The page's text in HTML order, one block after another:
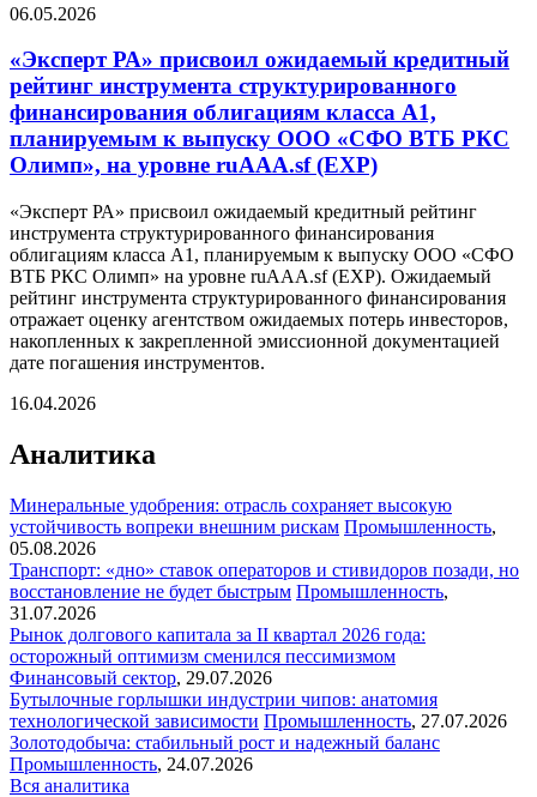
06.05.2026
«Эксперт РА» присвоил ожидаемый кредитный
рейтинг инструмента структурированного
финансирования облигациям класса А1,
планируемым к выпуску ООО «СФО ВТБ РКС
Олимп», на уровне ruAAA.sf (EXP)
«Эксперт РА» присвоил ожидаемый кредитный рейтинг
инструмента структурированного финансирования
облигациям класса А1, планируемым к выпуску ООО «СФО
ВТБ РКС Олимп» на уровне ruAAA.sf (EXP). Ожидаемый
рейтинг инструмента структурированного финансирования
отражает оценку агентством ожидаемых потерь инвесторов,
накопленных к закрепленной эмиссионной документацией
дате погашения инструментов.
16.04.2026
Аналитика
Минеральные удобрения: отрасль сохраняет высокую
устойчивость вопреки внешним рискам Промышленность,
05.08.2026
Транспорт: «дно» ставок операторов и стивидоров позади, но
восстановление не будет быстрым Промышленность,
31.07.2026
Рынок долгового капитала за II квартал 2026 года:
осторожный оптимизм сменился пессимизмом
Финансовый сектор, 29.07.2026
Бутылочные горлышки индустрии чипов: анатомия
технологической зависимости Промышленность, 27.07.2026
Золотодобыча: стабильный рост и надежный баланс
Промышленность, 24.07.2026
Вся аналитика